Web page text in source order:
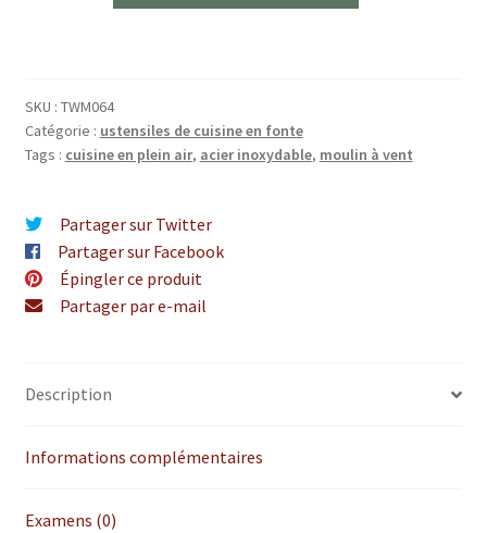
SKU : TWM064
Catégorie : ustensiles de cuisine en fonte
Tags : cuisine en plein air, acier inoxydable, moulin à vent
Partager sur Twitter
Partager sur Facebook
Épingler ce produit
Partager par e-mail
Description
Informations complémentaires
Examens (0)